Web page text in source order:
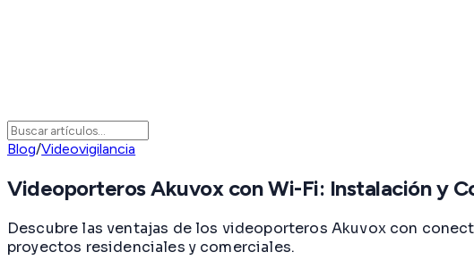
Blog/Videovigilancia
Videoporteros Akuvox con Wi-Fi: Instalación y
Descubre las ventajas de los videoporteros Akuvox con
proyectos residenciales y comerciales.